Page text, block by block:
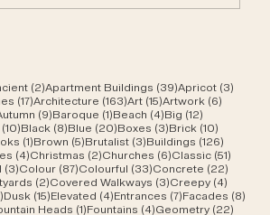
(2)2 Beiträge
Apartment Buildings (39)39 Beiträge
Apricot (3)3
(17)17 Beiträge
Architecture (163)163 Beiträge
Art (15)15 Beiträge
Artwork (6)6
Beiträge
(9)9 Beiträge
Baroque (1)1 Beitrag
Beach (4)4 Beiträge
Big (12)
(10)10 Beiträge
Black (8)8 Beiträge
Blue (20)20 Beiträge
Boxes (3)3 Beiträge
Brick (10)
(1)1 Beitrag
Brown (5)5 Beiträge
Brutalist (3)3 Beiträge
Buildings (126)126
(4)4 Beiträge
Christmas (2)2 Beiträge
Churches (6)6 Beiträge
Classic (51)
(3)3 Beiträge
Colour (87)87 Beiträge
Colourful (33)33 Beiträge
Concrete (22)22
(2)2 Beiträge
Covered Walkways (3)3 Beiträge
Creepy (4)4
4 Beiträge
Dusk (15)15 Beiträge
Elevated (4)4 Beiträge
Entrances (7)7 Beiträge
Facades (8)
BeiträgeHeads (1)1 Beitrag
Fountains (4)4 Beiträge
Geometry (22)